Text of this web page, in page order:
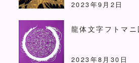
2023年9月2日
龍体文字フトマニ
2023年8月30日